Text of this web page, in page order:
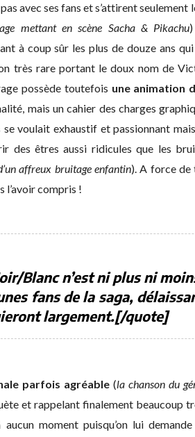
avec ses fans et s’attirent seulement
mettant en scène Sacha & Pikachu
à coup sûr les plus de douze ans
très rare portant le doux nom de
possède toutefois une animation
mais un cahier des charges
voulait exhaustif et passionnant
des êtres aussi ridicules que les
affreux bruitage enfantin). A force de
l’avoir compris !
Blanc n’est ni plus ni
fans de la saga,
largement.[/quote]
parfois agréable (la chanson du
et rappelant finalement beaucoup
moment puisqu’on lui